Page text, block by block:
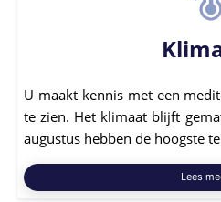
U maakt kennis met een
te zien. Het klimaat blijft
augustus hebben de hoogste
Lees